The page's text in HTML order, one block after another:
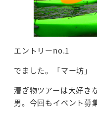
エントリーno.1
でました。「マー坊」
漕ぎ物ツアーは大好き
男。今回もイベント募